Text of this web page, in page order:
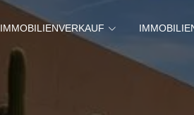
IMMOBILIENVERKAUF